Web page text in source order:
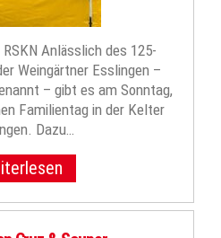
Anlässlich des 125-
Weingärtner Esslingen –
– gibt es am Sonntag,
Familientag in der Kelter
Dazu…